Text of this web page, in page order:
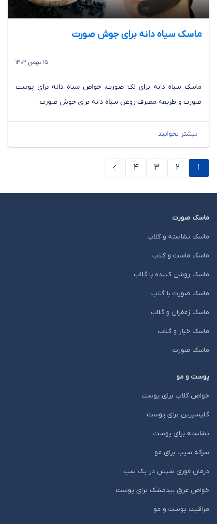
ماسک سیاه دانه برای جوش صورت
15 بهمن 1402
ماسک سیاه دانه برای لک صورت، خواص سیاه دانه برای پوست
صورت و طریقه مصرف روغن سیاه دانه برای جوش صورت
بیشتر بخوانید
1 صفحه
2 صفحه
3 صفحه
4
ماسک صورت
ماسک نشاسته و گلاب
ماسک ماست و گلاب
ماسک روشن کننده با گلاب
ماسک صورت با گلاب
ماسک زعفران و گلاب
ماسک خیار و گلاب
ماسک صورت
پوست و مو
خواص گلاب برای پوست
گلیسیرین برای پوست
نشاسته برای پوست
سرکه سیب برای مو
درمان فوری شپش در یک شب
خواص عرق بیدمشک برای پوست
مراقبت پوست و مو